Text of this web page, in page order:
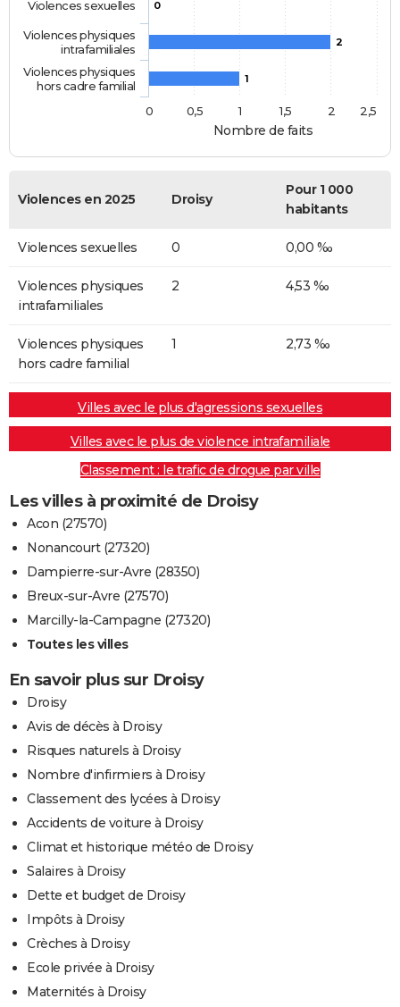
Nombre de faits
0
2
1
Violences sexuelles
Violences physiques
intrafamiliales
Violences physiques
hors cadre familial
0
0,5 1 1,5 2 2,5
Violences en 2025 Droisy
Pour 1 000
habitants
Violences sexuelles 0 0,00 ‰
Violences physiques
intrafamiliales
2 4,53 ‰
Violences physiques
hors cadre familial
1 2,73 ‰
Villes avec le plus d'agressions sexuelles
Villes avec le plus de violence intrafamiliale
Classement : le trafic de drogue par ville
Les villes à proximité de Droisy
Acon (27570)
Nonancourt (27320)
Dampierre-sur-Avre (28350)
Breux-sur-Avre (27570)
Marcilly-la-Campagne (27320)
Toutes les villes
En savoir plus sur Droisy
Droisy
Avis de décès à Droisy
Risques naturels à Droisy
Nombre d'infirmiers à Droisy
Classement des lycées à Droisy
Accidents de voiture à Droisy
Climat et historique météo de Droisy
Salaires à Droisy
Dette et budget de Droisy
Impôts à Droisy
Crèches à Droisy
Ecole privée à Droisy
Maternités à Droisy